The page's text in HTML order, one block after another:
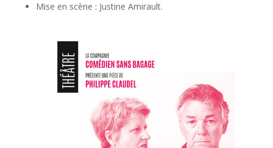
Mise en scène : Justine Amirault.